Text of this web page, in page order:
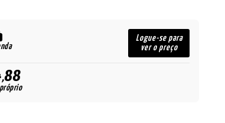
Logue-se para
ver o preço